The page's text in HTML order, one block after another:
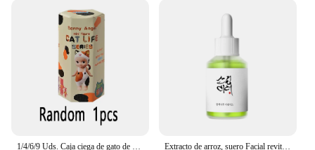
Extracto de arroz, suero Facial revitalizante de Ginseng hidratante profundo, suero Facial de propóleo, suero Facial de niacinamida